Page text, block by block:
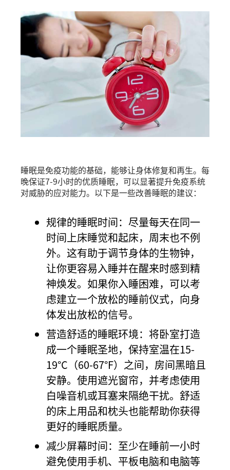
睡眠是免疫功能的基础，能够让身体修复和再生。每
晚保证7-9小时的优质睡眠，可以显著提升免疫系统
对威胁的应对能力。以下是一些改善睡眠的建议：
规律的睡眠时间：尽量每天在同一
时间上床睡觉和起床，周末也不例
外。这有助于调节身体的生物钟，
让你更容易入睡并在醒来时感到精
神焕发。如果你入睡困难，可以考
虑建立一个放松的睡前仪式，向身
体发出放松的信号。
营造舒适的睡眠环境：将卧室打造
成一个睡眠圣地，保持室温在15-
19°C（60-67°F）之间，房间黑暗且
安静。使用遮光窗帘，并考虑使用
白噪音机或耳塞来隔绝干扰。舒适
的床上用品和枕头也能帮助你获得
更好的睡眠质量。
减少屏幕时间：至少在睡前一小时
避免使用手机、平板电脑和电脑等